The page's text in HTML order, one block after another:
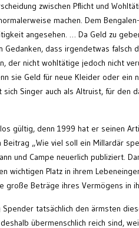
zwischen Pflicht und
machen. Dem
angesehen. … Da Geld zu
dass irgendetwas falsch
der nicht wohltätige jedoch nicht
sie Geld für neue Kleider oder ein
Singer auch als Altruist, für den
gültig, denn 1999 hat er seinen
„Wie viel soll ein Millardär
und Campe neuerlich publiziert.
wichtigen Platz in ihrem
große Beträge ihres Vermögens in
tatsächlich den ärmsten
übermenschlich reich sind,